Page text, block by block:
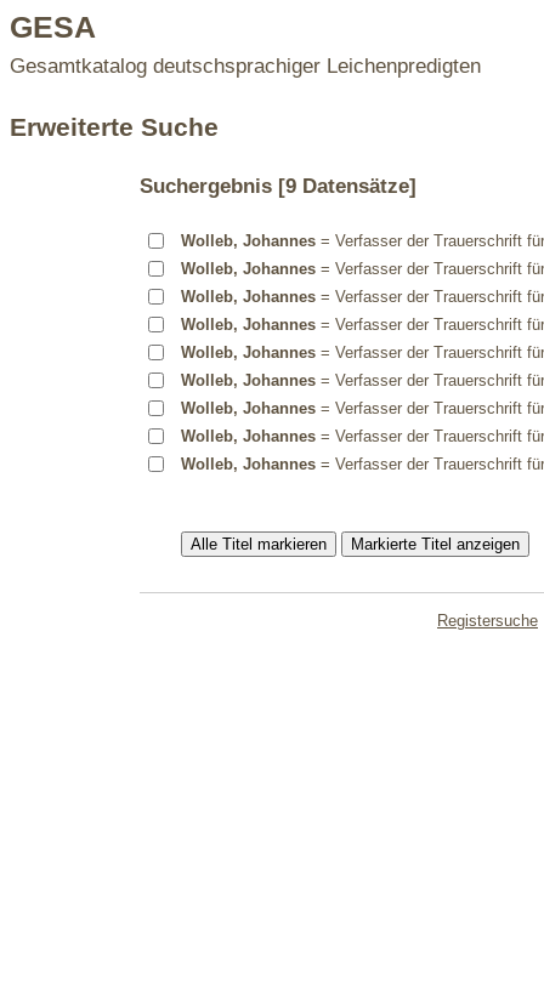
GESA
Gesamtkatalog deutschsprachiger Leichenpredigten
Erweiterte Suche
Suchergebnis[9 Datensätze]
Wolleb, Johannes= Verfasser der Trauerschrift
Wolleb, Johannes= Verfasser der Trauerschrift
Wolleb, Johannes= Verfasser der Trauerschrift
Wolleb, Johannes= Verfasser der Trauerschrift
Wolleb, Johannes= Verfasser der Trauerschrift
Wolleb, Johannes= Verfasser der Trauerschrift
Wolleb, Johannes= Verfasser der Trauerschrift
Wolleb, Johannes= Verfasser der Trauerschrift
Wolleb, Johannes= Verfasser der Trauerschrift
Registersuche